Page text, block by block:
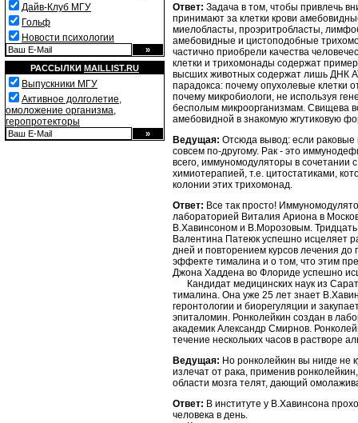
Дайв-Клуб МГУ
Гольф
Новости психологии
РАССЫЛКИ MAILLIST.RU
Выпускники МГУ
Активное долголетие,
омоложение организма,
геропротекторы
Ответ: Задача в том, чтобы привлечь
принимают за клетки крови
миелобласты, проэритробласты,
амебовидные и цистоподобные
частично приобрели качества
клетки и трихомонады содержат
высших животных содержат лишь ДНК
парадокса: почему опухолевые клетки
почему микробиологи, не используя
бесполым микроорганизмам. Свищева
амебовидной в знакомую жгутиковую
Ведущая: Отсюда вывод: если раковые
совсем по-другому. Рак - это
всего, иммуномодуляторы в сочетании
химиотерапией, т.е. цитостатиками,
колонии этих трихомонад.
Ответ: Все так просто!
лабораторией Виталия Ариона в
В.Хавинсоном и В.Морозовым.
Валентина Патеюк успешно исцеляет
дней и повторением курсов лечения
эффекте тималина и о том, что этим
Джона Хаддена во Флориде успешно
Кандидат медицинских наук из
тималина. Она уже 25 лет знает
геронтологии и биорегуляции и
эпиталомин. Ронколейкин создан в
академик Александр Смирнов.
течение нескольких часов в растворе
Ведущая: Но ронколейкин вы нигде не
излечат от рака, применив
области мозга телят, дающий
Ответ: В институте у В.Хавинсона
человека в день.